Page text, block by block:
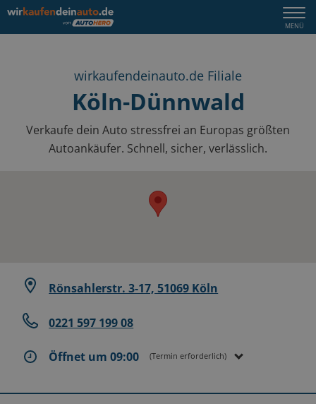
MENÜ
wirkaufendeinauto.de Filiale
Köln-Dünnwald
Verkaufe dein Auto stressfrei an Europas größten
Autoankäufer. Schnell, sicher, verlässlich.
Rönsahlerstr. 3-17, 51069 Köln
0221 597 199 08
Öffnet um 09:00 (Termin erforderlich)